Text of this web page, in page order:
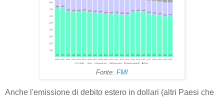
Fonte: FMI
Anche l'emissione di debito estero in dollari (altri Paesi che